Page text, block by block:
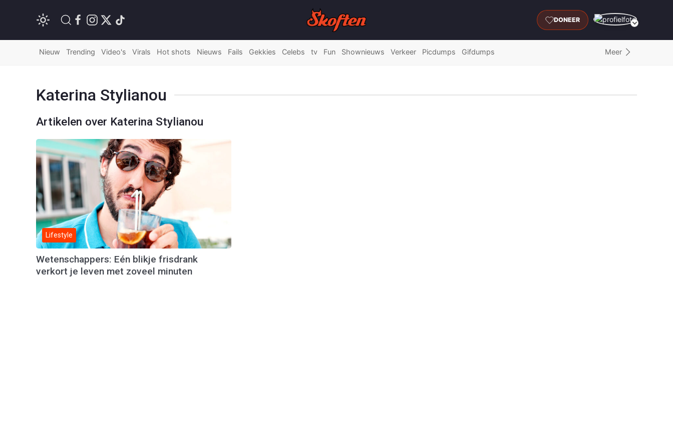
DONEER
Nieuw Trending Video's Virals Hot shots Nieuws Fails Gekkies Celebs tv Fun Shownieuws Verkeer Picdumps Gifdumps Meer
Katerina Stylianou
Artikelen over Katerina Stylianou
Lifestyle
Wetenschappers: Eén blikje frisdrank
verkort je leven met zoveel minuten